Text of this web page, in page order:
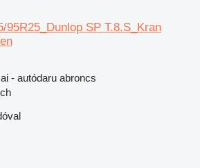
95R25_Dunlop SP T.8.S_Kran
- autódaru abroncs